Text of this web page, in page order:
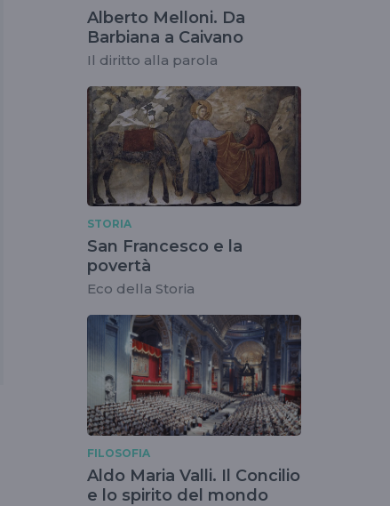
Alberto Melloni. Da
Barbiana a Caivano
Il diritto alla parola
STORIA
San Francesco e la
povertà
Eco della Storia
FILOSOFIA
Aldo Maria Valli. Il Concilio
e lo spirito del mondo